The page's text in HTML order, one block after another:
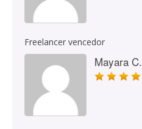
Freelancer vencedor
Mayara C.